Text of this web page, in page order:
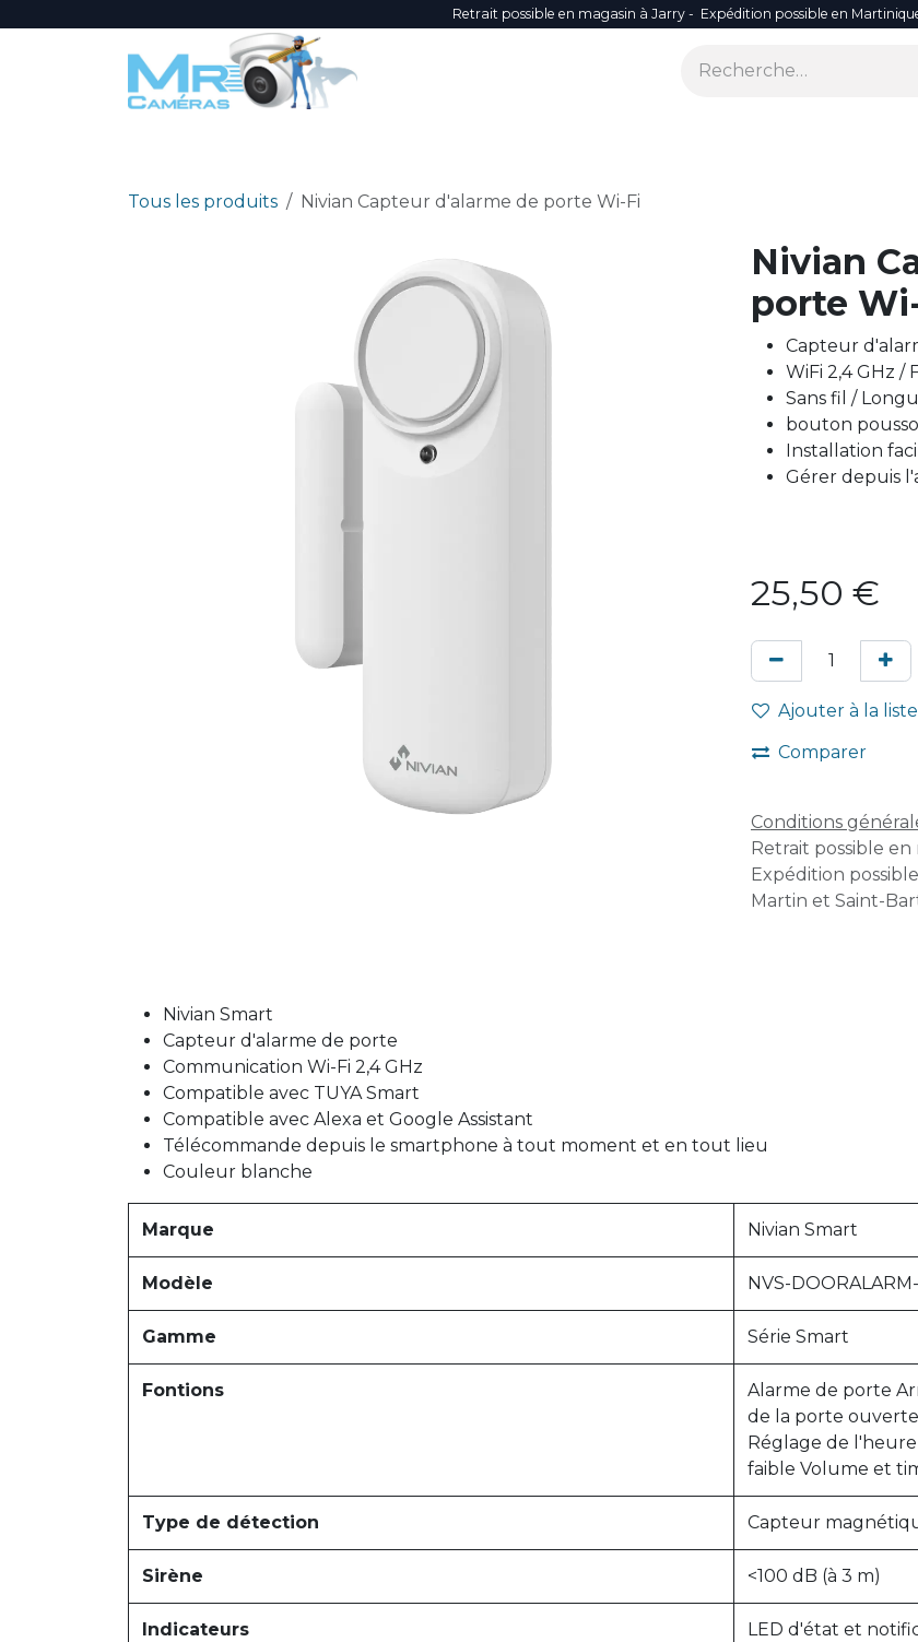
Retrait possible en magasin à Jarry - Expédition possible en
Tous les produits Nivian Capteur d'alarme de porte Wi-Fi
Nivian
porte
Capteur
WiFi 2,4 GHz
Sans fil /
bouton
Installation
Gérer depuis
25,50 €
Ajouter à la
Comparer
Conditions
Retrait possible en
Expédition
Martin et Saint-
Nivian Smart
Capteur d'alarme de porte
Communication Wi-Fi 2,4 GHz
Compatible avec TUYA Smart
Compatible avec Alexa et Google Assistant
Télécommande depuis le smartphone à tout moment et en tout lieu
Couleur blanche
Marque Nivian Smart
Modèle NVS-
Gamme Série Smart
Fontions
Alarme de porte
de la porte
Réglage de
faible Volume et
Type de détection Capteur
Sirène <100 dB (à 3 m)
Indicateurs
LED d'état et